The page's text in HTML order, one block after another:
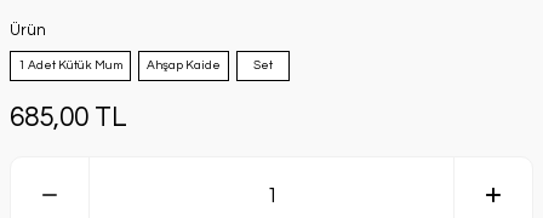
Ürün
1 Adet Kütük Mum Ahşap Kaide Set
685,00 TL